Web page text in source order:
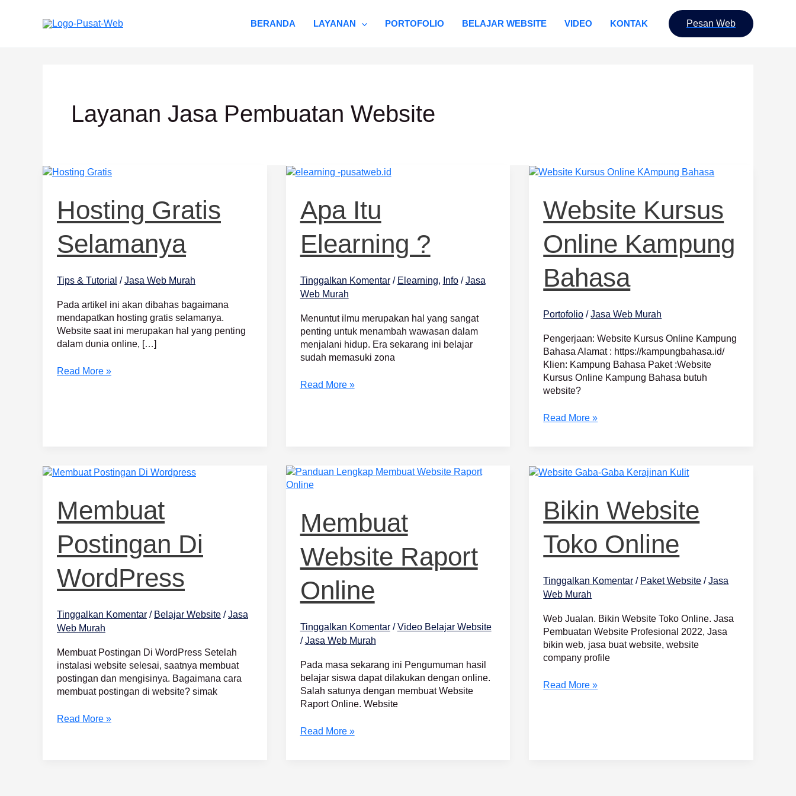
BERANDA LAYANAN PORTOFOLIO BELAJAR WEBSITE VIDEO KONTAK Pesan Web
Layanan Jasa Pembuatan Website
Hosting Gratis
Selamanya
Tips & Tutorial /Jasa Web Murah
Pada artikel ini akan dibahas bagaimana
mendapatkan hosting gratis selamanya.
Website saat ini merupakan hal yang penting
dalam dunia online, […]
Hosting
Read More »
Apa Itu
Elearning ?
Tinggalkan Komentar / Elearning, Info/Jasa
Web Murah
Menuntut ilmu merupakan hal yang sangat
penting untuk menambah wawasan dalam
menjalani hidup. Era sekarang ini belajar
sudah memasuki zona
Apa
?
Read More »
Website Kursus
Online Kampung
Bahasa
Portofolio /Jasa Web Murah
Pengerjaan: Website Kursus Online Kampung
Bahasa Alamat : https://kampungbahasa.id/
Klien: Kampung Bahasa Paket :Website
Kursus Online Kampung Bahasa butuh
website?
Website
Kampung
Bahasa
Read More »
Membuat
Postingan Di
WordPress
Tinggalkan Komentar / Belajar Website /Jasa
Web Murah
Membuat Postingan Di WordPress Setelah
instalasi website selesai, saatnya membuat
postingan dan mengisinya. Bagaimana cara
membuat postingan di website? simak
Membuat
WordPress
Read More »
Membuat
Website Raport
Online
Tinggalkan Komentar /Video Belajar Website
/Jasa Web Murah
Pada masa sekarang ini Pengumuman hasil
belajar siswa dapat dilakukan dengan online.
Salah satunya dengan membuat Website
Raport Online. Website
Membuat
Website
Read More »
Bikin Website
Toko Online
Tinggalkan Komentar / Paket Website /Jasa
Web Murah
Web Jualan. Bikin Website Toko Online. Jasa
Pembuatan Website Profesional 2022, Jasa
bikin web, jasa buat website, website
company profile
Bikin
Online
Read More »